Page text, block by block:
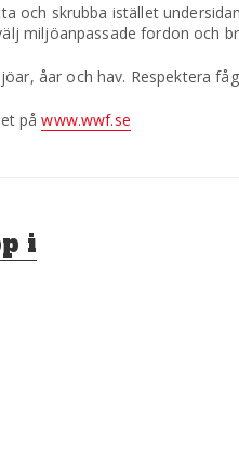
och skrubba istället
miljöanpassade fordon och
åar och hav. Respektera
påwww.wwf.se
i